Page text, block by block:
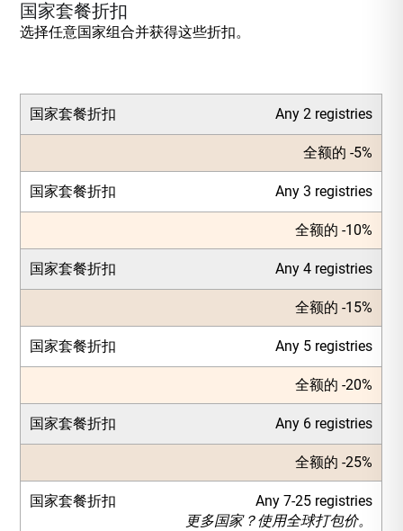
国家套餐折扣
选择任意国家组合并获得这些折扣。
国家套餐折扣 Any 2 registries
全额的 -5%
国家套餐折扣 Any 3 registries
全额的 -10%
国家套餐折扣 Any 4 registries
全额的 -15%
国家套餐折扣 Any 5 registries
全额的 -20%
国家套餐折扣 Any 6 registries
全额的 -25%
国家套餐折扣
Any 7-25 registries
更多国家？使用全球打包价。